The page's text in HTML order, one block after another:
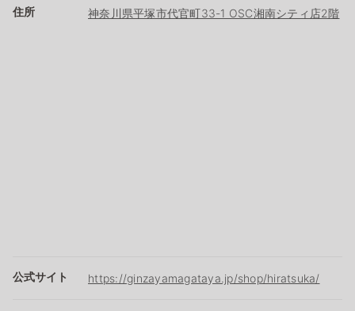
住所 神奈川県平塚市代官町33-1 OSC湘南シティ店2階
公式サイト https://ginzayamagataya.jp/shop/hiratsuka/